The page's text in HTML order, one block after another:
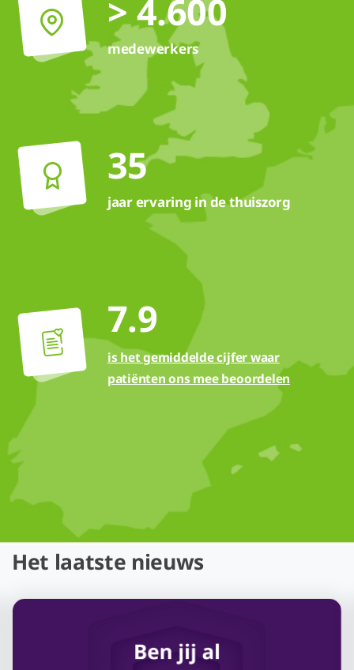
> 4.600
medewerkers
35
jaar ervaring in de thuiszorg
7.9
is het gemiddelde cijfer waar
patiënten ons mee beoordelen
Het laatste nieuws